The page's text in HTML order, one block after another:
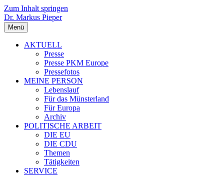
Zum Inhalt springen
Dr. Markus Pieper
Menü
AKTUELL
Presse
Presse PKM Europe
Pressefotos
MEINE PERSON
Lebenslauf
Für das Münsterland
Für Europa
Archiv
POLITISCHE ARBEIT
DIE EU
DIE CDU
Themen
Tätigkeiten
SERVICE